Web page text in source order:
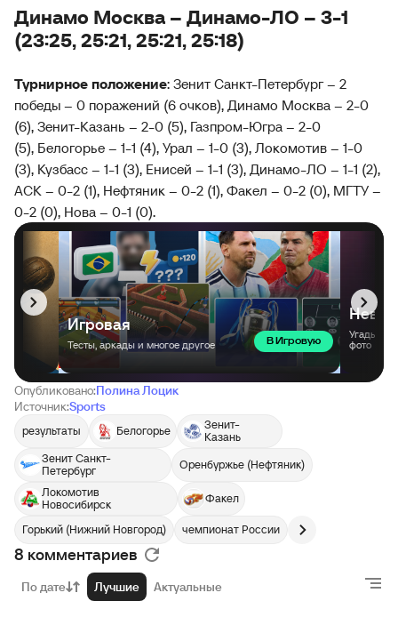
Динамо Москва – Динамо-ЛО – 3-1
(23:25, 25:21, 25:21, 25:18)
Турнирное положение: Зенит Санкт-Петербург – 2
победы – 0 поражений (6 очков), Динамо Москва – 2-0
(6), Зенит-Казань – 2-0 (5), Газпром-Югра – 2-0
(5), Белогорье – 1-1 (4), Урал – 1-0 (3), Локомотив – 1-0
(3), Кузбасс – 1-1 (3), Енисей – 1-1 (3), Динамо-ЛО – 1-1 (2),
АСК – 0-2 (1), Нефтяник – 0-2 (1), Факел – 0-2 (0), МГТУ –
0-2 (0), Нова – 0-1 (0).
Опубликовано:Полина Лоцик
Источник:Sports
результаты Белогорье
Зенит-
Казань
Зенит Санкт-
Петербург
Оренбуржье (Нефтяник)
Локомотив
Новосибирск
Факел
Горький (Нижний Новгород) чемпионат России
8 комментариев
По дате Лучшие Актуальные